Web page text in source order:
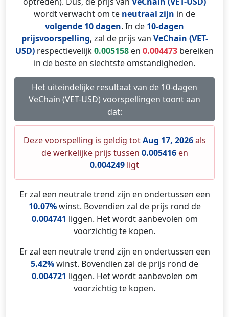
wordt verwacht om te neutraal zijn in de
volgende 10 dagen. In de 10-dagen
prijsvoorspelling, zal de prijs van VeChain (VET-
USD) respectievelijk0.005158 en 0.004473 bereiken
in de beste en slechtste omstandigheden.
Het uiteindelijke resultaat van de 10-dagen
VeChain (VET-USD) voorspellingen toont aan
dat:
Deze voorspelling is geldig totAug 17, 2026als
de werkelijke prijs tussen 0.005416en
0.004249 ligt
Er zal een neutrale trend zijn en ondertussen een
10.07%winst. Bovendien zal de prijs rond de
0.004741 liggen. Het wordt aanbevolen om
voorzichtig te kopen.
Er zal een neutrale trend zijn en ondertussen een
5.42%winst. Bovendien zal de prijs rond de
0.004721 liggen. Het wordt aanbevolen om
voorzichtig te kopen.